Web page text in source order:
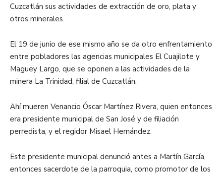
Cuzcatlán sus actividades de extracción de oro, plata y
otros minerales.
El 19 de junio de ese mismo año se da otro enfrentamiento
entre pobladores las agencias municipales El Cuajilote y
Maguey Largo, que se oponen a las actividades de la
minera La Trinidad, filial de Cuzcatlán.
Ahí mueren Venancio Óscar Martínez Rivera, quien entonces
era presidente municipal de San José y de filiación
perredista, y el regidor Misael Hernández.
Este presidente municipal denunció antes a Martín García,
entonces sacerdote de la parroquia, como promotor de los